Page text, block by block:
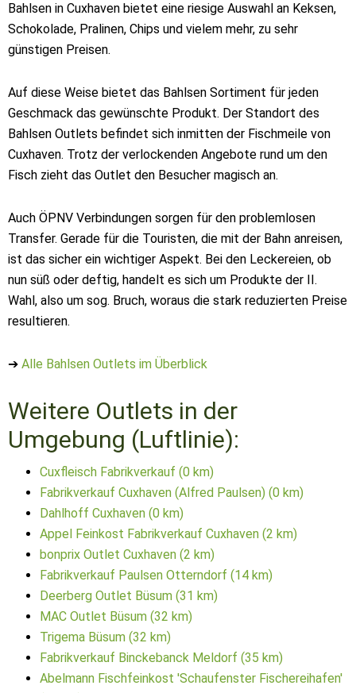
Bahlsen in Cuxhaven bietet eine riesige Auswahl an Keksen,
Schokolade, Pralinen, Chips und vielem mehr, zu sehr
günstigen Preisen.
Auf diese Weise bietet das Bahlsen Sortiment für jeden
Geschmack das gewünschte Produkt. Der Standort des
Bahlsen Outlets befindet sich inmitten der Fischmeile von
Cuxhaven. Trotz der verlockenden Angebote rund um den
Fisch zieht das Outlet den Besucher magisch an.
Auch ÖPNV Verbindungen sorgen für den problemlosen
Transfer. Gerade für die Touristen, die mit der Bahn anreisen,
ist das sicher ein wichtiger Aspekt. Bei den Leckereien, ob
nun süß oder deftig, handelt es sich um Produkte der II.
Wahl, also um sog. Bruch, woraus die stark reduzierten Preise
resultieren.
➔ Alle Bahlsen Outlets im Überblick
Weitere Outlets in der
Umgebung (Luftlinie):
Cuxfleisch Fabrikverkauf (0 km)
Fabrikverkauf Cuxhaven (Alfred Paulsen) (0 km)
Dahlhoff Cuxhaven (0 km)
Appel Feinkost Fabrikverkauf Cuxhaven (2 km)
bonprix Outlet Cuxhaven (2 km)
Fabrikverkauf Paulsen Otterndorf (14 km)
Deerberg Outlet Büsum (31 km)
MAC Outlet Büsum (32 km)
Trigema Büsum (32 km)
Fabrikverkauf Binckebanck Meldorf (35 km)
Abelmann Fischfeinkost 'Schaufenster Fischereihafen'